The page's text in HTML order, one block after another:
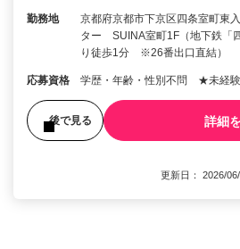
勤務地
京都府京都市下京区四条室町東
ター SUINA室町1F（地下鉄「
り徒歩1分 ※26番出口直結）
応募資格 学歴・年齢・性別不問 ★未経験
後で見る 詳細
更新日： 2026/